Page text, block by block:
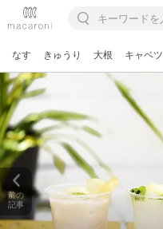
なす きゅうり 大根 キャベツ
前の
記事